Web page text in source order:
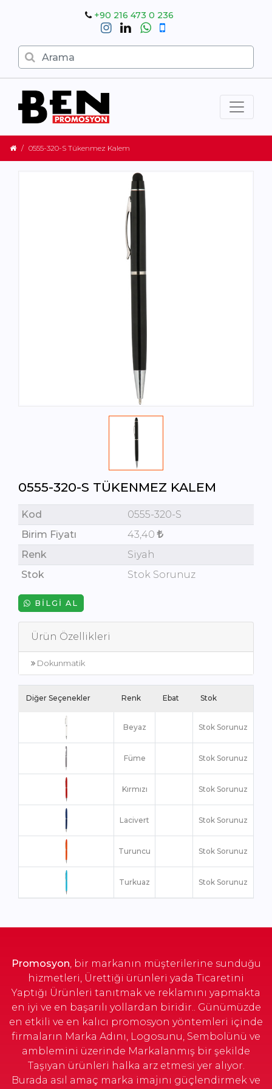
+90 216 473 0 236
0555-320-S Tükenmez Kalem
0555-320-S TÜKENMEZ KALEM
Kod
0555-320-S
Birim Fiyatı
43,40
Renk
Siyah
Stok
Stok Sorunuz
BILGI AL
Ürün Özellikleri
Dokunmatik
Diğer Seçenekler Renk Ebat Stok
Beyaz Stok Sorunuz
Füme Stok Sorunuz
Kırmızı Stok Sorunuz
Lacivert Stok Sorunuz
Turuncu Stok Sorunuz
Turkuaz Stok Sorunuz
Promosyon, bir markanın müşterilerine sunduğu
hizmetleri, Ürettiği ürünleri yada Ticaretini
Yaptığı Ürünleri tanıtmak ve reklamını yapmakta
en iyi ve en başarılı yollardan biridir.. Günümüzde
en etkili ve en kalıcı promosyon yöntemleri içinde
firmaların Marka Adını, Logosunu, Sembolünü ve
amblemini üzerinde Markalanmış bir şekilde
Taşıyan ürünleri halka arz etmesi yer alıyor.
Burada asıl amaç marka imajını güçlendirmek ve